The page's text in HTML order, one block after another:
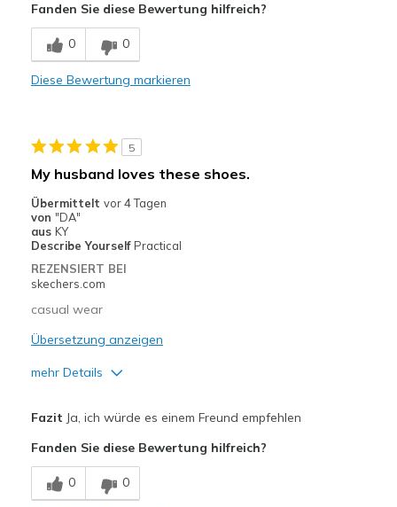
Breathe Well
Comfortable
Casual Wear
Width
Sizing
Feels true to size
View On Shoes
Fanden Sie diese Bewertung hilfreich?
0 0
Diese Bewertung markieren
5
My husband loves these shoes.
Übermittelt vor 4 Tagen
von "DA"
aus KY
Describe Yourself Practical
REZENSIERT BEI
skechers.com
casual wear
Übersetzung anzeigen
mehr Details
Breathe Well
Comfortable
Fazit Ja, ich würde es einem Freund empfehlen
Fanden Sie diese Bewertung hilfreich?
0 0